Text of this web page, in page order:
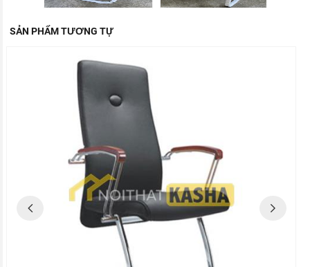
SẢN PHẨM TƯƠNG TỰ